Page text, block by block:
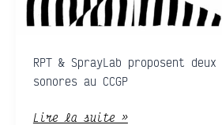
RPT & SprayLab proposent deux
sonores au CCGP
Lire la suite »